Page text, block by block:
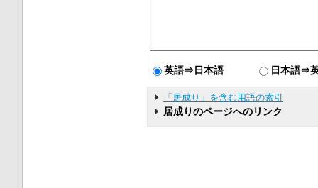
英語⇒日本語 日本語⇒
「居成り」を含む用語の索引
居成りのページへのリンク